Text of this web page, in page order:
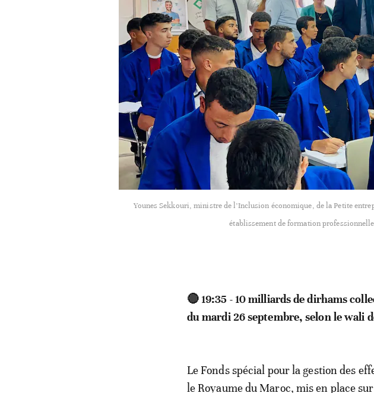
Younes Sekkouri, ministre de l’Inclusion économique, de la Petite
établissement de formation
🔴 19:35 - 10 milliards de dirhams
du mardi 26 septembre, selon le wali
Le Fonds spécial pour la gestion des
le Royaume du Maroc, mis en place